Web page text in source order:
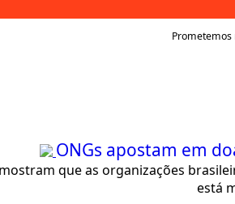
ONGs apostam em
que as organizações
está